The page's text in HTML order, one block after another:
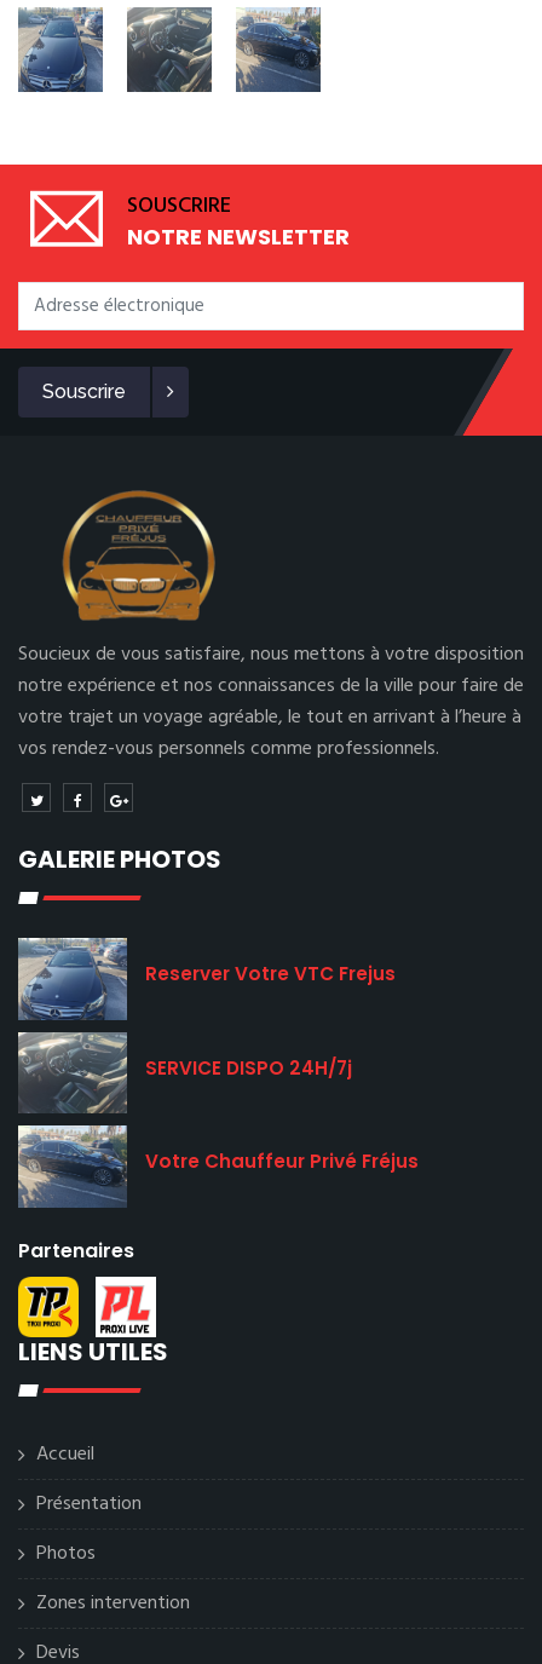
SOUSCRIRE
NOTRE NEWSLETTER
Souscrire
Soucieux de vous satisfaire, nous mettons à votre disposition
notre expérience et nos connaissances de la ville pour faire de
votre trajet un voyage agréable, le tout en arrivant à l’heure à
vos rendez-vous personnels comme professionnels.
GALERIE PHOTOS
Reserver Votre VTC Frejus
SERVICE DISPO 24H/7j
Votre Chauffeur Privé Fréjus
Partenaires
LIENS UTILES
Accueil
Présentation
Photos
Zones intervention
Devis